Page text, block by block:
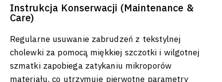
Instrukcja Konserwacji (Maintenance &
Care)
Regularne usuwanie zabrudzeń z tekstylnej
cholewki za pomocą miękkiej szczotki i wilgotnej
szmatki zapobiega zatykaniu mikroporów
materiału, co utrzymuje pierwotne parametry